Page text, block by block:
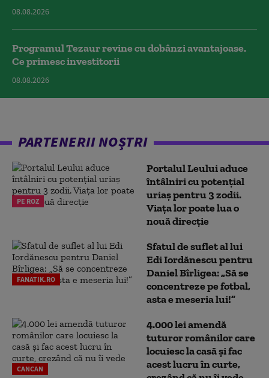
08.08.2026
Programul Tezaur revine cu dobânzi avantajoase.
Ce primesc investitorii
08.08.2026
PARTENERII NOȘTRI
PE ROZ
Portalul Leului aduce
întâlniri cu potențial
uriaș pentru 3 zodii.
Viața lor poate lua o
nouă direcție
FANATIK.RO
Sfatul de suflet al lui
Edi Iordănescu pentru
Daniel Bîrligea: „Să se
concentreze pe fotbal,
asta e meseria lui!”
CANCAN
4.000 lei amendă
tuturor românilor care
locuiesc la casă și fac
acest lucru în curte,